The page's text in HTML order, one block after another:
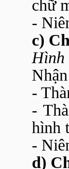
chữ
-
c)
Hình
-
-
hình
-
d)